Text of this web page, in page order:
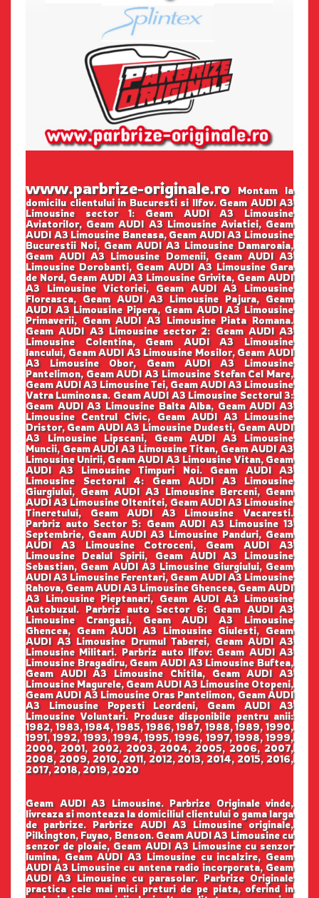
www.parbrize-originale.roMontam la
domicilu clientului in Bucuresti si Ilfov. Geam AUDI A3
Limousine sector 1: Geam AUDI A3 Limousine
Aviatorilor, Geam AUDI A3 Limousine Aviatiei, Geam
AUDI A3 Limousine Baneasa, Geam AUDI A3 Limousine
Bucurestii Noi, Geam AUDI A3 Limousine Damaroaia,
Geam AUDI A3 Limousine Domenii, Geam AUDI A3
Limousine Dorobanti, Geam AUDI A3 Limousine Gara
de Nord, Geam AUDI A3 Limousine Grivita, Geam AUDI
A3 Limousine Victoriei, Geam AUDI A3 Limousine
Floreasca, Geam AUDI A3 Limousine Pajura, Geam
AUDI A3 Limousine Pipera, Geam AUDI A3 Limousine
Primaverii, Geam AUDI A3 Limousine Piata Romana.
Geam AUDI A3 Limousine sector 2: Geam AUDI A3
Limousine Colentina, Geam AUDI A3 Limousine
Iancului, Geam AUDI A3 Limousine Mosilor, Geam AUDI
A3 Limousine Obor, Geam AUDI A3 Limousine
Pantelimon, Geam AUDI A3 Limousine Stefan Cel Mare,
Geam AUDI A3 Limousine Tei, Geam AUDI A3 Limousine
Vatra Luminoasa. Geam AUDI A3 Limousine Sectorul 3:
Geam AUDI A3 Limousine Balta Alba, Geam AUDI A3
Limousine Centrul Civic, Geam AUDI A3 Limousine
Dristor, Geam AUDI A3 Limousine Dudesti, Geam AUDI
A3 Limousine Lipscani, Geam AUDI A3 Limousine
Muncii, Geam AUDI A3 Limousine Titan, Geam AUDI A3
Limousine Unirii, Geam AUDI A3 Limousine Vitan, Geam
AUDI A3 Limousine Timpuri Noi. Geam AUDI A3
Limousine Sectorul 4: Geam AUDI A3 Limousine
Giurgiului, Geam AUDI A3 Limousine Berceni, Geam
AUDI A3 Limousine Oltenitei, Geam AUDI A3 Limousine
Tineretului, Geam AUDI A3 Limousine Vacaresti.
Parbriz auto Sector 5: Geam AUDI A3 Limousine 13
Septembrie, Geam AUDI A3 Limousine Panduri, Geam
AUDI A3 Limousine Cotroceni, Geam AUDI A3
Limousine Dealul Spirii, Geam AUDI A3 Limousine
Sebastian, Geam AUDI A3 Limousine Giurgiului, Geam
AUDI A3 Limousine Ferentari, Geam AUDI A3 Limousine
Rahova, Geam AUDI A3 Limousine Ghencea, Geam AUDI
A3 Limousine Pieptanari, Geam AUDI A3 Limousine
Autobuzul. Parbriz auto Sector 6: Geam AUDI A3
Limousine Crangasi, Geam AUDI A3 Limousine
Ghencea, Geam AUDI A3 Limousine Giulesti, Geam
AUDI A3 Limousine Drumul Taberei, Geam AUDI A3
Limousine Militari. Parbriz auto Ilfov: Geam AUDI A3
Limousine Bragadiru, Geam AUDI A3 Limousine Buftea,
Geam AUDI A3 Limousine Chitila, Geam AUDI A3
Limousine Magurele, Geam AUDI A3 Limousine Otopeni,
Geam AUDI A3 Limousine Oras Pantelimon, Geam AUDI
A3 Limousine Popesti Leordeni, Geam AUDI A3
Limousine Voluntari. Produse disponibile pentru anii:
1982, 1983, 1984, 1985, 1986, 1987, 1988, 1989, 1990,
1991, 1992, 1993, 1994, 1995, 1996, 1997, 1998, 1999,
2000, 2001, 2002, 2003, 2004, 2005, 2006, 2007,
2008, 2009, 2010, 2011, 2012, 2013, 2014, 2015, 2016,
2017, 2018, 2019, 2020
Geam AUDI A3 Limousine. Parbrize Originale vinde,
livreaza si monteaza la domiciliul clientului o gama larga
de parbrize. Parbrize AUDI A3 Limousine originale,
Pilkington, Fuyao, Benson. Geam AUDI A3 Limousine cu
senzor de ploaie, Geam AUDI A3 Limousine cu senzor
lumina, Geam AUDI A3 Limousine cu incalzire, Geam
AUDI A3 Limousine cu antena radio incorporata, Geam
AUDI A3 Limousine cu parasolar. Parbrize Originale
practica cele mai mici preturi de pe piata, oferind in